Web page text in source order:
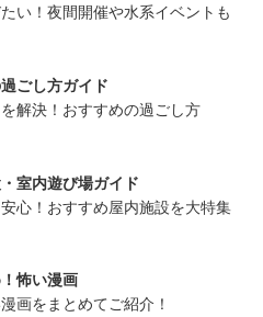
い！夜間開催や水系イベントも
ごし方ガイド
を解決！おすすめの過ごし方
室内遊び場ガイド
心！おすすめ屋内施設を大特集
怖い漫画
画をまとめてご紹介！